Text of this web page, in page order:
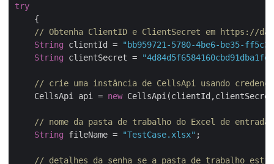
try
    {
// Obtenha ClientID e ClientSecret em https://
String clientId =
"bb959721-5780-4be6-be35-
String clientSecret =
// crie uma instância de CellsApi usando
    CellsApi api =
new
// nome da pasta de trabalho do Excel de entrada
String fileName = "TestCase.xlsx" ;
// detalhes da senha se a pasta de trabalho